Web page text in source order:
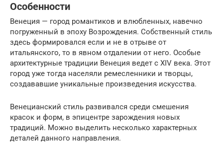
Особенности
Венеция — город романтиков и влюбленных, навечно
погруженный в эпоху Возрождения. Собственный стиль
здесь формировался если и не в отрыве от
итальянского, то в явном отдалении от него. Особые
архитектурные традиции Венеция ведет с XIV века. Этот
город уже тогда населяли ремесленники и творцы,
создававшие уникальные произведения искусства.
Венецианский стиль развивался среди смешения
красок и форм, в эпицентре зарождения новых
традиций. Можно выделить несколько характерных
деталей данного направления.